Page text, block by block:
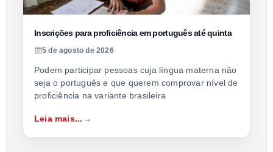
Inscrições para proficiência em português até quinta
5 de agosto de 2026
Podem participar pessoas cuja língua materna não
seja o português e que querem comprovar nível de
proficiência na variante brasileira
Leia mais...